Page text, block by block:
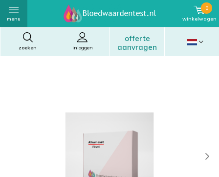
zoeken
offerte
aanvragen
inloggen
menu winkelwagen
0